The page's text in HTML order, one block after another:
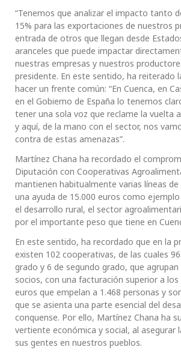
“Tenemos que analizar el impacto tanto
15% para las exportaciones de nuestros
entrada de otros que llegan desde
aranceles que puede impactar
nuestras empresas y nuestros
presidente. En este sentido, ha reiterado
hacer un frente común: “En Cuenca, en
en el Gobierno de España lo tenemos
tener una sola voz que reclame la vuelta
y aquí, de la mano con el sector, nos
contra de estas amenazas”.
Martínez Chana ha recordado el
Diputación con Cooperativas
mantienen habitualmente varias líneas
una ayuda de 15.000 euros como
el desarrollo rural, el sector
por el importante peso que tiene en
En este sentido, ha recordado que en la
existen 102 cooperativas, de las cuales
grado y 6 de segundo grado, que agrupan
socios, con una facturación superior a los
euros que empelan a 1.468 personas y
que se asienta una parte esencial del
conquense. Por ello, Martínez Chana ha
vertiente económica y social, al asegurar
sus gentes en nuestros pueblos.